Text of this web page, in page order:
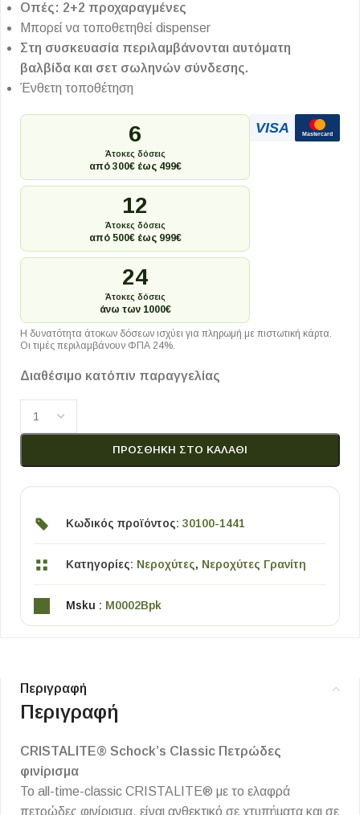
Οπές: 2+2 προχαραγμένες
Μπορεί να τοποθετηθεί dispenser
Στη συσκευασία περιλαμβάνονται αυτόματη
βαλβίδα και σετ σωληνών σύνδεσης.
Ένθετη τοποθέτηση
6
Άτοκες δόσεις
από 300€ έως 499€
12
Άτοκες δόσεις
από 500€ έως 999€
24
Άτοκες δόσεις
άνω των 1000€
VISA Mastercard
Η δυνατότητα άτοκων δόσεων ισχύει για πληρωμή με πιστωτική κάρτα.
Οι τιμές περιλαμβάνουν ΦΠΑ 24%.
Διαθέσιμο κατόπιν παραγγελίας
ΠΡΟΣΘΉΚΗ ΣΤΟ ΚΑΛΆΘΙ
Κωδικός προϊόντος: 30100-1441
Κατηγορίες: Νεροχύτες, Νεροχύτες Γρανίτη
Msku : M0002Bpk
Περιγραφή
Περιγραφή
CRISTALITE® Schock’s Classic Πετρώδες
φινίρισμα
Το all-time-classic CRISTALITE® με το ελαφρά
πετρώδες φινίρισμα, είναι ανθεκτικό σε χτυπήματα και σε